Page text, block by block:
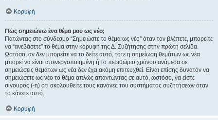
Κορυφή
Πώς σημειώνω ένα θέμα μου ως νέο;
Πατώντας στο σύνδεσμο “Σημειώστε το θέμα ως νέο” όταν τον βλέπετε, μπορείτε
να “ανεβάσετε” το θέμα στην κορυφή της Δ. Συζήτησης στην πρώτη σελίδα.
Ωστόσο, αν δεν μπορείτε να το δείτε αυτό, τότε η σημείωση θεμάτων ως νέα
μπορεί να είναι απενεργοποιημένη ή το περιθώριο χρόνου ανάμεσα σε
σημειώσεις θεμάτων ως νέα δεν έχει ακόμη επιτευχθεί. Είναι επίσης δυνατόν να
σημειώσετε ως νέο το θέμα απλώς απαντώντας σε αυτό, ωστόσο, να είστε
σίγουρος (-η) ότι ακολουθείτε τους κανόνες του συστήματος συζητήσεων όταν
το κάνετε αυτό.
Κορυφή